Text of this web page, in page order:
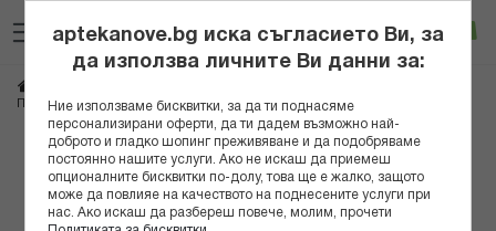
към
съдържанието
Вход
ПЮР НУТРИШЪН САО ПАЛМЕТО КОМПЛЕКС КАПС. 500МГ Х 100 PN9098
Преминете
края
aptekanove.bg иска съгласието Ви, за
да използва личните Ви данни за:
Ние използваме бисквитки, за да ти поднасяме
персонализирани оферти, да ти дадем възможно най-
доброто и гладко шопинг преживяване и да подобряваме
постоянно нашите услуги. Ако не искаш да приемеш
опционалните бисквитки по-долу, това ще е жалко, защото
може да повлияе на качеството на поднесените услуги при
нас. Ако искаш да разбереш повече, молим, прочети